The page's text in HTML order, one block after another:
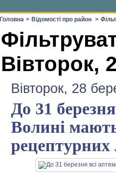
Головна > Відомості про район >
Вівторок,
Вівторок, 28
До 31
Волині
рецептурних